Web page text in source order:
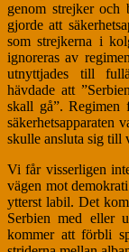
genom strejker och
gjorde att
som strejkerna i
ignoreras av
utnyttjades till
hävdade att
skall gå”.
säkerhetsapparaten
skulle ansluta sig till
Vi får visserligen
vägen mot
ytterst labil. Det
Serbien med eller
kommer att förbli